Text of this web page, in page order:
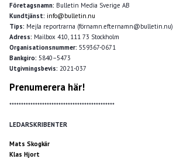
Företagsnamn: Bulletin Media Sverige AB
Kundtjänst: info@bulletin.nu
Tips: Mejla reportrarna (förnamn.efternamn@bulletin.nu)
Adress: Mailbox 410, 111 73 Stockholm
Organisationsnummer: 559367-0671
Bankgiro: 5840–5473
Utgivningsbevis: 2021-037
Prenumerera här!
*********************************************
LEDARSKRIBENTER
Mats Skogkär
Klas Hjort